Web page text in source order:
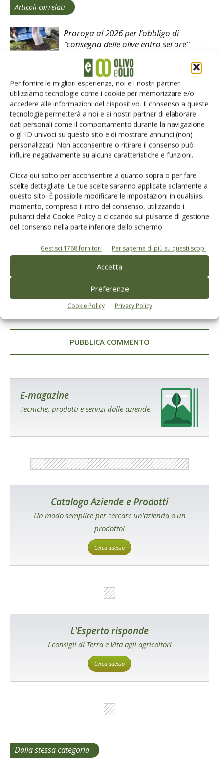
Per fornire le migliori esperienze, noi e i nostri partner
utilizziamo tecnologie come i cookie per memorizzare e/o
accedere alle informazioni del dispositivo. Il consenso a queste
tecnologie permetterà a noi e ai nostri partner di elaborare
dati personali come il comportamento durante la navigazione
o gli ID univoci su questo sito e di mostrare annunci (non)
personalizzati. Non acconsentire o ritirare il consenso può
influire negativamente su alcune caratteristiche e funzioni.
Clicca qui sotto per acconsentire a quanto sopra o per fare
scelte dettagliate. Le tue scelte saranno applicate solamente a
questo sito. È possibile modificare le impostazioni in qualsiasi
momento, compreso il ritiro del consenso, utilizzando i
pulsanti della Cookie Policy o cliccando sul pulsante di gestione
del consenso nella parte inferiore dello schermo.
Gestisci 1768 fornitori Per saperne di più su questi scopi
Accetta
Preferenze
Cookie Policy Privacy Policy
Articoli correlati
Proroga al 2026 per l’obbligo di
“consegna delle olive entro sei ore”
LASCIA UN COMMENTO
Salva il mio nome, email e sito web in questo browser per la
E-magazine
Tecniche, prodotti e servizi dalle aziende
Catalogo Aziende e Prodotti
Un modo semplice per cercare un'azienda o un
prodotto!
Cerca adesso
L'Esperto risponde
I consigli di Terra e Vita agli agricoltori
Cerca adesso
Dalla stessa categoria